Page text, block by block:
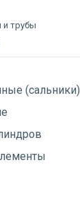
и трубы
(сальники)